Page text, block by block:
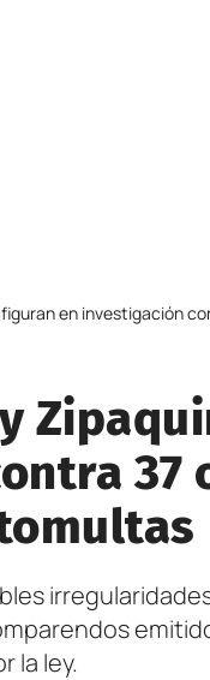
en investigación
37
la ley.